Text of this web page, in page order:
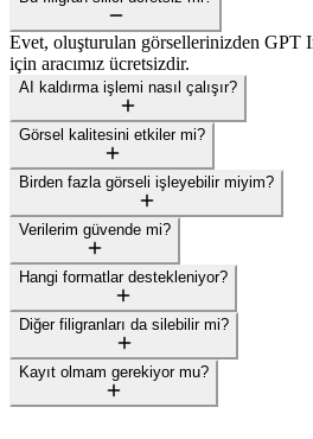
Evet, oluşturulan görsellerinizden GPT
için aracımız ücretsizdir.
AI kaldırma işlemi nasıl çalışır?
Görsel kalitesini etkiler mi?
Birden fazla görseli işleyebilir miyim?
Verilerim güvende mi?
Hangi formatlar destekleniyor?
Diğer filigranları da silebilir mi?
Kayıt olmam gerekiyor mu?